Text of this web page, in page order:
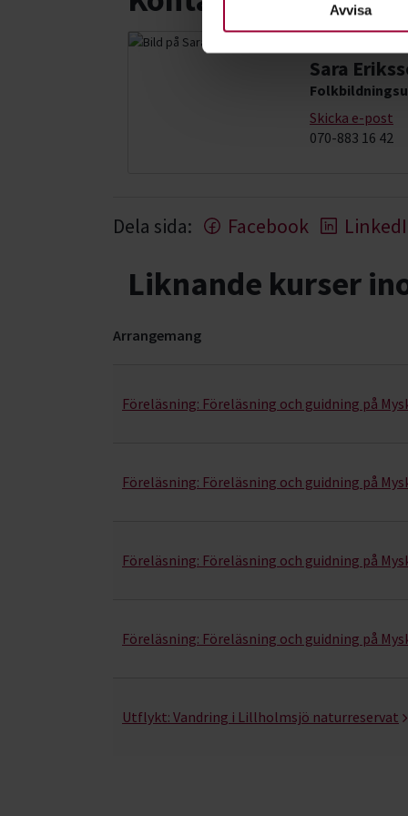
Avvisa
Sara
Skicka e-post
070-883 16 42
Dela sida: Facebook
Liknande kurser
Arrangemang
Föreläsning: Föreläsning och guidning på
Föreläsning: Föreläsning och guidning på
Föreläsning: Föreläsning och guidning på
Föreläsning: Föreläsning och guidning på
Utflykt: Vandring i Lillholmsjö naturreservat